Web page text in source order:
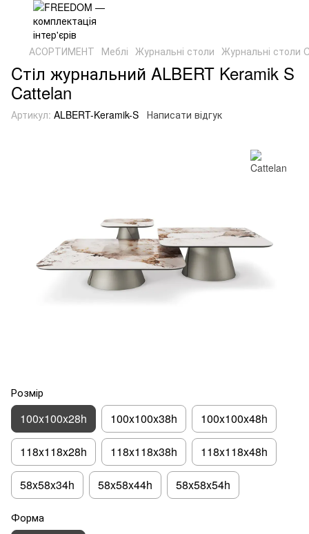
АСОРТИМЕНТ Меблі Журнальні столи Журнальні столи
Cтіл журнальний ALBERT Keramik S
Cattelan
Артикул: ALBERT-Keramik-S Написати відгук
Розмір
100x100x28h 100x100x38h 100x100x48h
118x118x28h 118x118x38h 118x118x48h
58x58x34h 58x58x44h 58x58x54h
Форма